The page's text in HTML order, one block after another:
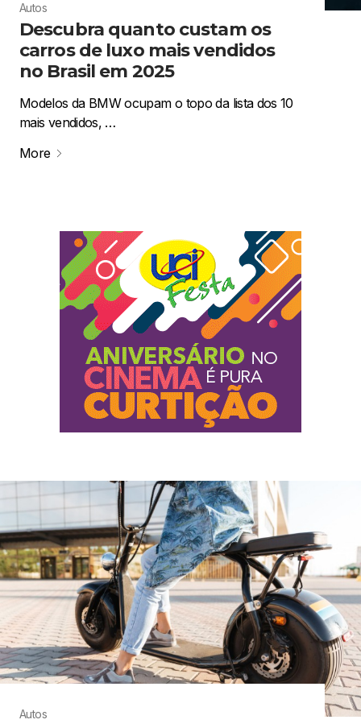
Autos
Descubra quanto custam os
carros de luxo mais vendidos
no Brasil em 2025
Modelos da BMW ocupam o topo da lista dos 10
mais vendidos, …
More
Autos